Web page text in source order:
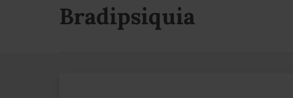
Bradipsiquia